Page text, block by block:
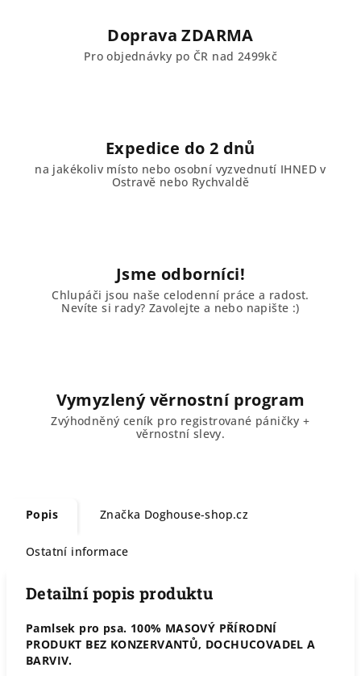
Doprava ZDARMA
Pro objednávky po ČR nad 2499kč
Expedice do 2 dnů
na jakékoliv místo nebo osobní vyzvednutí IHNED v
Ostravě nebo Rychvaldě
Jsme odborníci!
Chlupáči jsou naše celodenní práce a radost.
Nevíte si rady? Zavolejte a nebo napište :)
Vymyzlený věrnostní program
Zvýhodněný ceník pro registrované páničky +
věrnostní slevy.
Popis Značka Doghouse-shop.cz
Ostatní informace
Detailní popis produktu
Pamlsek pro psa. 100% MASOVÝ PŘÍRODNÍ
PRODUKT BEZ KONZERVANTŮ, DOCHUCOVADEL A
BARVIV.